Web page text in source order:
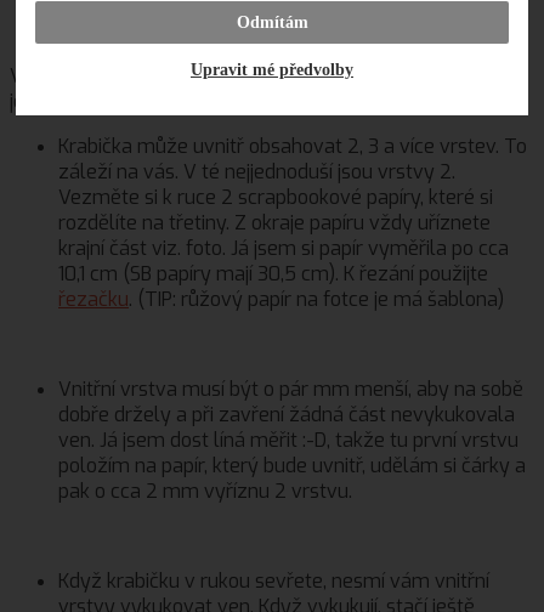
Odmítám
Upravit mé předvolby
Výroba je naprosto jednoduchá. A vzhled finální verze je
jen na vás.
Krabička může uvnitř obsahovat 2, 3 a více vrstev. To
záleží na vás. V té nejjednoduší jsou vrstvy 2.
Vezměte si k ruce 2 scrapbookové papíry, které si
rozdělíte na třetiny. Z okraje papíru vždy uříznete
krajní část viz. foto. Já jsem si papír vyměřila po cca
10,1 cm (SB papíry mají 30,5 cm). K řezání použijte
řezačku. (TIP: růžový papír na fotce je má šablona)
Vnitřní vrstva musí být o pár mm menší, aby na sobě
dobře držely a při zavření žádná část nevykukovala
ven. Já jsem dost líná měřit :-D, takže tu první vrstvu
položím na papír, který bude uvnitř, udělám si čárky a
pak o cca 2 mm vyříznu 2 vrstvu.
Když krabičku v rukou sevřete, nesmí vám vnitřní
vrstvy vykukovat ven. Když vykukují, stačí ještě